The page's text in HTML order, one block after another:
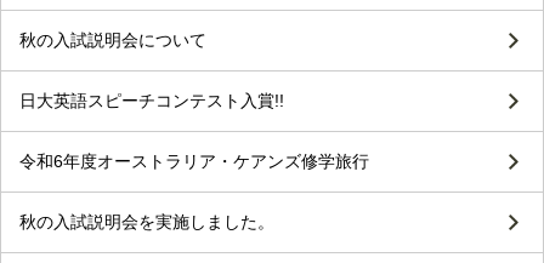
秋の入試説明会について
日大英語スピーチコンテスト入賞!!
令和6年度オーストラリア・ケアンズ修学旅行
秋の入試説明会を実施しました。